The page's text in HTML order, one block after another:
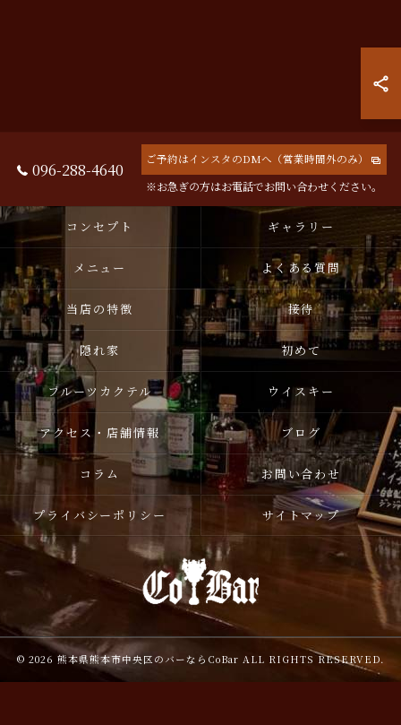
096-288-4640 ご予約はインスタのDMへ（営業時間外のみ）
※お急ぎの方はお電話でお問い合わせください。
コンセプト ギャラリー
メニュー よくある質問
当店の特徴 接待
隠れ家 初めて
フルーツカクテル ウイスキー
アクセス・店舗情報 ブログ
コラム お問い合わせ
プライバシーポリシー サイトマップ
© 2026 熊本県熊本市中央区のバーならCoBar ALL RIGHTS RESERVED.